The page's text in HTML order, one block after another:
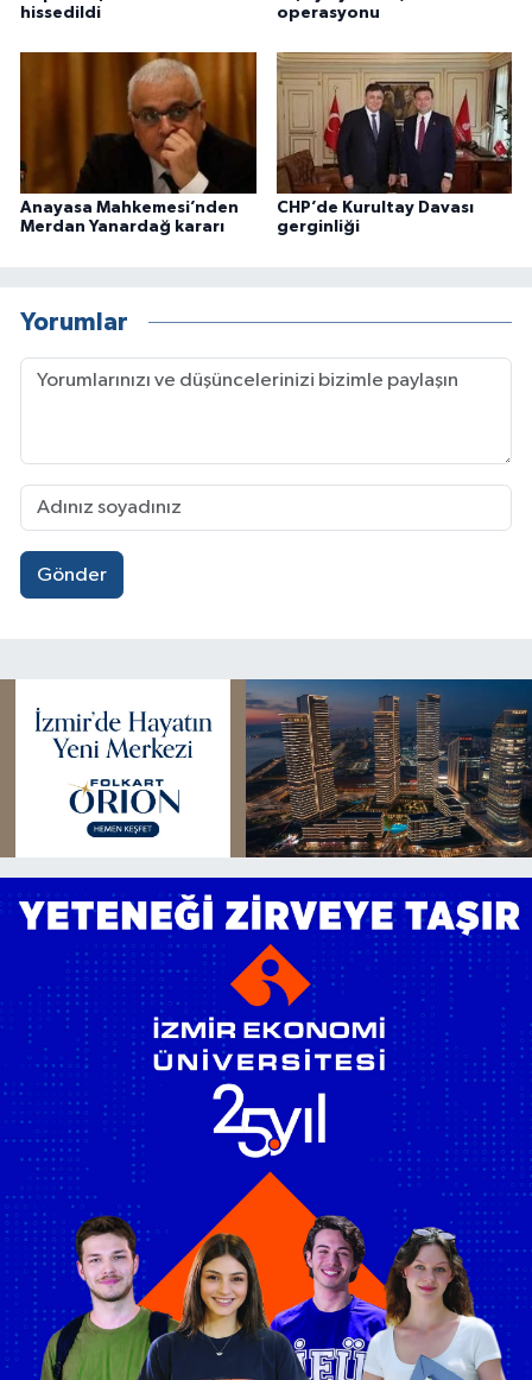
hissedildi
operasyonu
Anayasa Mahkemesi’nden
Merdan Yanardağ kararı
CHP’de Kurultay Davası
gerginliği
Yorumlar
Gönder